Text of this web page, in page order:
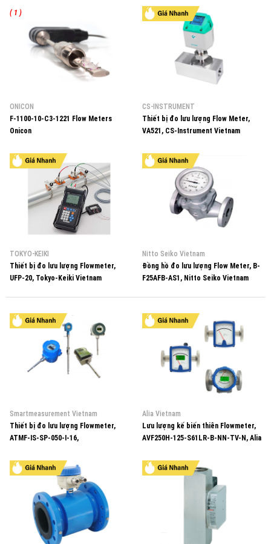
( 1 )
ONICON
F-1100-10-C3-1221 Flow Meters
Onicon
CS-INSTRUMENT
Thiết bị đo lưu lượng Flow Meter,
VA521, CS-Instrument Vietnam
TOKYO-KEIKI
Thiết bị đo lưu lượng Flowmeter,
UFP-20, Tokyo-Keiki Vietnam
Nitto Seiko Vietnam
Đồng hồ đo lưu lượng Flow Meter, B-
F25AFB-AS1, Nitto Seiko Vietnam
Smartmeasurement Vietnam
Thiết bị đo lưu lượng Flowmeter,
ATMF-IS-SP-050-I-16,
Alia Vietnam
Lưu lượng kế biến thiên Flowmeter,
AVF250H-125-S61LR-B-NN-TV-N, Alia